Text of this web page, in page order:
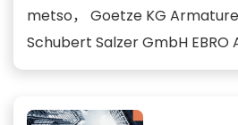
metso， Goetze KG Armaturen
Schubert Salzer GmbH EBRO